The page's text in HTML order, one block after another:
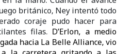
británico, Ney intentó todo
coraje pudo hacer para
filas. D’Erlon, a medio
hacia La Belle Alliance, vio